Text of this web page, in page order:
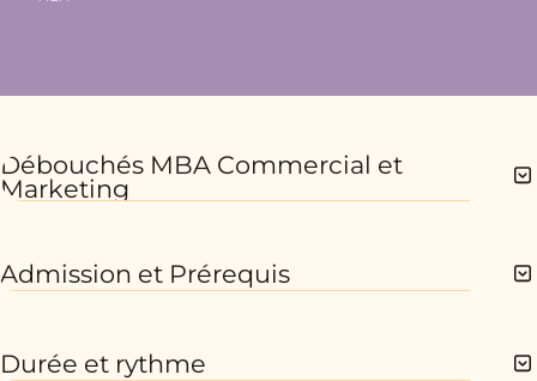
Débouchés MBA Commercial et
Marketing
Admission et Prérequis
Durée et rythme